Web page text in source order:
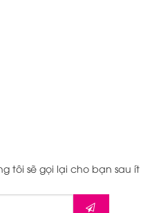
tôi sẽ gọi lại cho bạn sau ít